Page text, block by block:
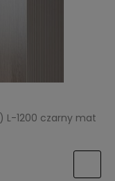
L-1200 czarny mat